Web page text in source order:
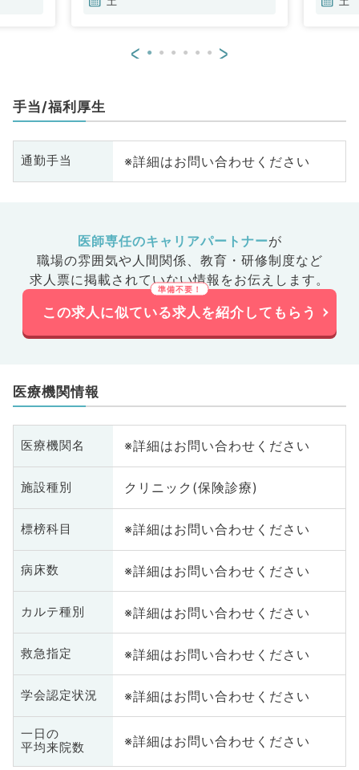
< >
手当/福利厚生
通勤手当 ※詳細はお問い合わせください
医師専任のキャリアパートナーが
職場の雰囲気や人間関係、 教育・研修制度など
求人票に掲載されていない情報をお伝えします。
この求人に似ている求人を紹介してもらう
医療機関情報
医療機関名 ※詳細はお問い合わせください
施設種別 クリニック(保険診療)
標榜科目 ※詳細はお問い合わせください
病床数 ※詳細はお問い合わせください
カルテ種別 ※詳細はお問い合わせください
救急指定 ※詳細はお問い合わせください
学会認定状況 ※詳細はお問い合わせください
一日の
平均来院数
※詳細はお問い合わせください